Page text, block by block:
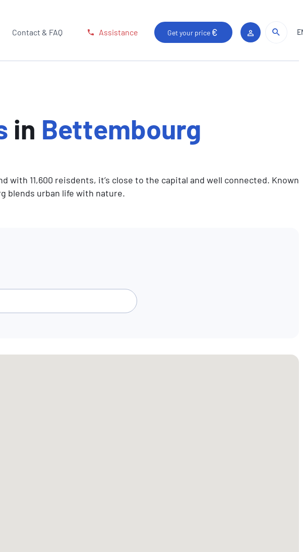
Contact & FAQ Assistance Get your price
Client area
in Bettembourg
11,600 reisdents, it’s close to the capital and well connected. Known
blends urban life with nature.